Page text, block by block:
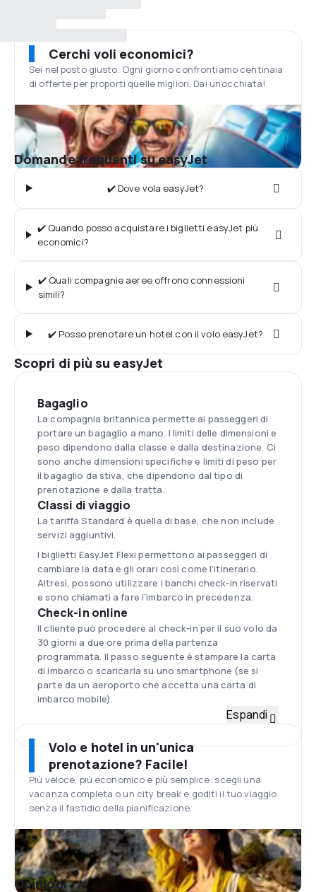
Cerchi voli economici?
Sei nel posto giusto. Ogni giorno confrontiamo centinaia
di offerte per proporti quelle migliori. Dai un'occhiata!
Domande frequenti su easyJet
✔️ Dove vola easyJet?
✔️ Quando posso acquistare i biglietti easyJet più
economici?
✔️ Quali compagnie aeree offrono connessioni
simili?
✔️ Posso prenotare un hotel con il volo easyJet?
Scopri di più su easyJet
Bagaglio
La compagnia britannica permette ai passeggeri di
portare un bagaglio a mano. I limiti delle dimensioni e
peso dipendono dalla classe e dalla destinazione. Ci
sono anche dimensioni specifiche e limiti di peso per
il bagaglio da stiva, che dipendono dal tipo di
prenotazione e dalla tratta.
Classi di viaggio
La tariffa Standard è quella di base, che non include
servizi aggiuntivi.
I biglietti EasyJet Flexi permettono ai passeggeri di
cambiare la data e gli orari così come l’itinerario.
Altresì, possono utilizzare i banchi check-in riservati
e sono chiamati a fare l’imbarco in precedenza.
Check-in online
Il cliente può procedere al check-in per il suo volo da
30 giorni a due ore prima della partenza
programmata. Il passo seguente è stampare la carta
di imbarco o scaricarla su uno smartphone (se si
parte da un aeroporto che accetta una carta di
imbarco mobile).
100, A320-200 e Boeing 737-200. L’età media dei
velivoli è di 3,5 anni.
Aeroporto di Londra Luton
L’aeroporto internazionale si trova a circa 4km dalla
città di Luton e a circa 55km a nordovest dalla
capitale britannica. Questo aeroporto è il quarto più
grande dell’area di Londra. In aeroporto si possono
trovare ristoranti, bar, negozi (inclusi outlet duty-
free) e autonoleggi. C’è una rete gratuita WIFI e degli
Internet Café sono disponibili per i passeggeri.
Espandi
Volo e hotel in un'unica
prenotazione? Facile!
Più veloce, più economico e più semplice: scegli una
vacanza completa o un city break e goditi il tuo viaggio
senza il fastidio della pianificazione.
Opinioni